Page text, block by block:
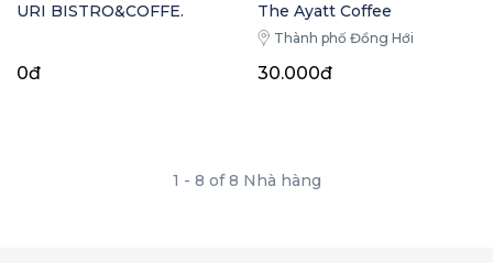
URI BISTRO&COFFE.
0đ
The Ayatt Coffee
Thành phố Đồng Hới
30.000đ
1 - 8 of 8 Nhà hàng